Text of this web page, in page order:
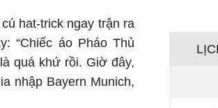
hat-trick ngay trận ra
“Chiếc áo Pháo Thủ
quá khứ rồi. Giờ đây,
nhập Bayern Munich,